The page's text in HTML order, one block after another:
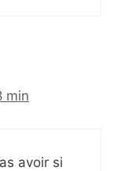
min
avoir si